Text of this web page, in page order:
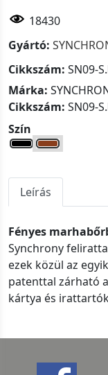
18430
Gyártó:
Cikkszám: SN09-
Márka:
Cikkszám: SN09-
Szín
Leírás
Fényes
Synchrony
ezek közül az
patenttal zárható
kártya és